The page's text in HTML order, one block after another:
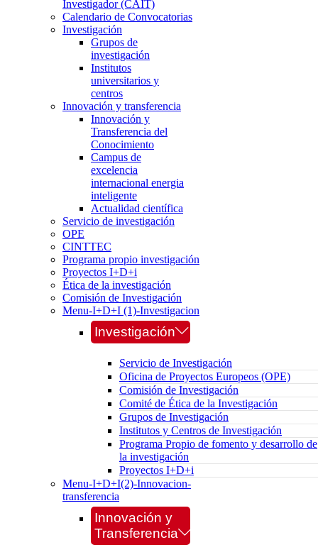
Investigador (CAIT)
Calendario de Convocatorias
Investigación
Grupos de
investigación
Institutos
universitarios y
centros
Innovación y transferencia
Innovación y
Transferencia del
Conocimiento
Campus de
excelencia
internacional energia
inteligente
Actualidad científica
Servicio de investigación
OPE
CINTTEC
Programa propio investigación
Proyectos I+D+i
Ética de la investigación
Comisión de Investigación
Menu-I+D+I (1)-Investigacion
Investigación
Servicio de Investigación
Oficina de Proyectos Europeos (OPE)
Comisión de Investigación
Comité de Ética de la Investigación
Grupos de Investigación
Institutos y Centros de Investigación
Programa Propio de fomento y desarrollo de
la investigación
Proyectos I+D+i
Menu-I+D+I(2)-Innovacion-
transferencia
Innovación y
Transferencia